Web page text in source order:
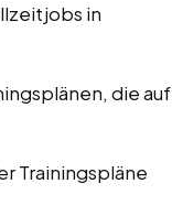
in
die auf
Trainingspläne